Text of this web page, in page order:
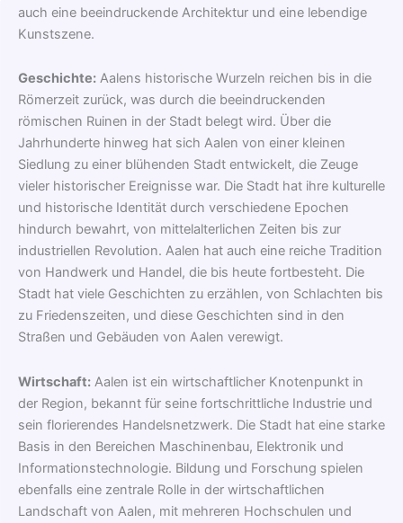
auch eine beeindruckende Architektur und eine lebendige
Kunstszene.
Geschichte: Aalens historische Wurzeln reichen bis in die
Römerzeit zurück, was durch die beeindruckenden
römischen Ruinen in der Stadt belegt wird. Über die
Jahrhunderte hinweg hat sich Aalen von einer kleinen
Siedlung zu einer blühenden Stadt entwickelt, die Zeuge
vieler historischer Ereignisse war. Die Stadt hat ihre kulturelle
und historische Identität durch verschiedene Epochen
hindurch bewahrt, von mittelalterlichen Zeiten bis zur
industriellen Revolution. Aalen hat auch eine reiche Tradition
von Handwerk und Handel, die bis heute fortbesteht. Die
Stadt hat viele Geschichten zu erzählen, von Schlachten bis
zu Friedenszeiten, und diese Geschichten sind in den
Straßen und Gebäuden von Aalen verewigt.
Wirtschaft: Aalen ist ein wirtschaftlicher Knotenpunkt in
der Region, bekannt für seine fortschrittliche Industrie und
sein florierendes Handelsnetzwerk. Die Stadt hat eine starke
Basis in den Bereichen Maschinenbau, Elektronik und
Informationstechnologie. Bildung und Forschung spielen
ebenfalls eine zentrale Rolle in der wirtschaftlichen
Landschaft von Aalen, mit mehreren Hochschulen und